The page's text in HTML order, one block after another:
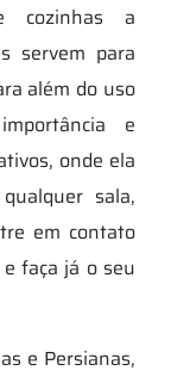
cozinhas a
servem para
além do uso
e
onde ela
sala,
em contato
faça já o seu
e Persianas,